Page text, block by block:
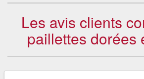
Les avis clients
paillettes dorées